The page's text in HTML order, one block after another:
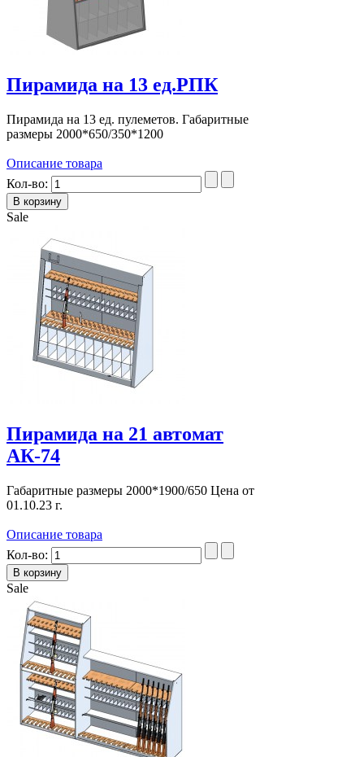
Пирамида на 13 ед.РПК
Пирамида на 13 ед. пулеметов. Габаритные
размеры 2000*650/350*1200
Описание товара
Кол-во:
Sale
Пирамида на 21 автомат
АК-74
Габаритные размеры 2000*1900/650 Цена от
01.10.23 г.
Описание товара
Кол-во:
Sale